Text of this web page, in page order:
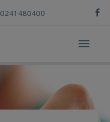
0241480400
Toggle